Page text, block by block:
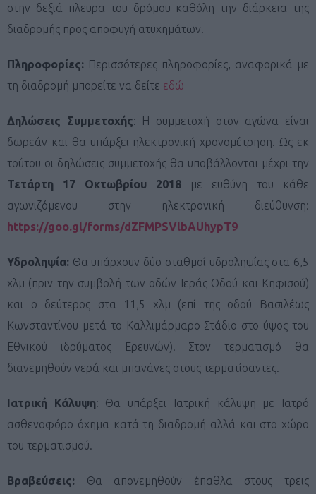
στην δεξιά πλευρα του δρόμου καθόλη την διάρκεια της
διαδρομής προς αποφυγή ατυχημάτων.
Πληροφορίες: Περισσότερες πληροφορίες, αναφορικά με
τη διαδρομή μπορείτε να δείτε εδώ
Δηλώσεις Συμμετοχής: Η συμμετοχή στον αγώνα είναι
δωρεάν και θα υπάρξει ηλεκτρονική χρονομέτρηση. Ως εκ
τούτου οι δηλώσεις συμμετοχής θα υποβάλλονται μέχρι την
Τετάρτη 17 Οκτωβρίου 2018
με ευθύνη του κάθε
αγωνιζόμενου στην ηλεκτρονική διεύθυνση:
https://goo.gl/forms/dZFMPSVlbAUhypT9
Υδροληψία: Θα υπάρχουν δύο σταθμοί υδροληψίας στα 6,5
χλμ (πριν την συμβολή των οδών Ιεράς Οδού και Κηφισού)
και ο δεύτερος στα 11,5 χλμ (επί της οδού Βασιλέως
Κωνσταντίνου μετά το Καλλιμάρμαρο Στάδιο στο ύψος του
Εθνικού ιδρύματος Ερευνών). Στον τερματισμό θα
διανεμηθούν νερά και μπανάνες στους τερματίσαντες.
Ιατρική Κάλυψη: Θα υπάρξει Ιατρική κάλυψη με Ιατρό
ασθενοφόρο όχημα κατά τη διαδρομή αλλά και στο χώρο
του τερματισμού.
Βραβεύσεις: Θα απονεμηθούν έπαθλα στους τρεις